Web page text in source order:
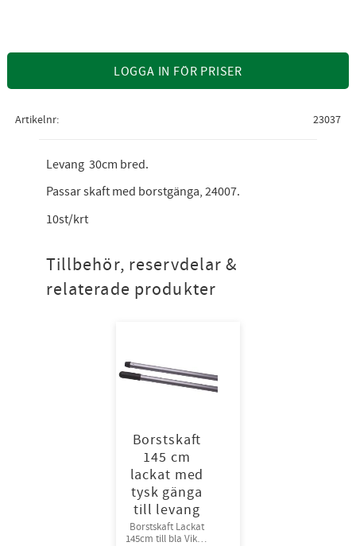
LOGGA IN FÖR PRISER
Artikelnr 23037
Levang 30cm bred.
Passar skaft med borstgänga, 24007.
10st/krt
Tillbehör, reservdelar &
relaterade produkter
Borstskaft
145 cm
lackat med
tysk gänga
till levang
Borstskaft Lackat
145cm till bla Vikan